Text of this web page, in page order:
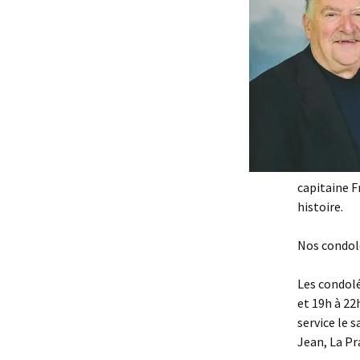
capitaine
histoire.
Nos
Les
et 19h à
service le
Jean, La